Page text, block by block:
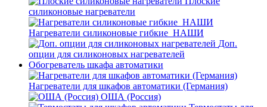
силиконовые нагреватели
Нагреватели силиконовые гибкие_НАШИ
Доп.
опции для силиконовых нагревателей
Обогреватель шкафа автоматики
Нагреватели для шкафов автоматики (Германия)
ОША (Россия)